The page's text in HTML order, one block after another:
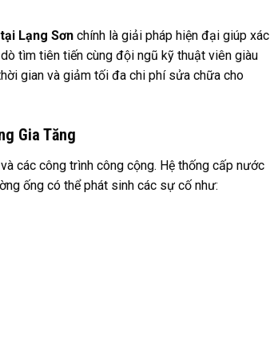
Lạng Sơn chính là giải pháp hiện đại giúp xác
tìm tiên tiến cùng đội ngũ kỹ thuật viên giàu
gian và giảm tối đa chi phí sửa chữa cho
Gia Tăng
các công trình công cộng. Hệ thống cấp nước
ống có thể phát sinh các sự cố như: